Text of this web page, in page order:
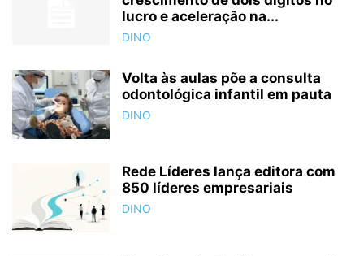
lucro e aceleração na...
DINO
Volta às aulas põe a consulta
odontológica infantil em pauta
DINO
Rede Líderes lança editora com
850 líderes empresariais
DINO